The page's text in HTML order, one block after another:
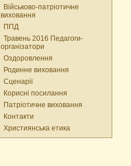
Військово-патріотичне
виховання
ППД
Травень 2016 Педагоги-
організатори
Оздоровлення
Родинне виховання
Сценарії
Корисні посилання
Патріотичне виховання
Контакти
Християнська етика